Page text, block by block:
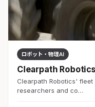
ロボット・物理AI
Clearpath Robotics
Clearpath Robotics'
researchers and co…